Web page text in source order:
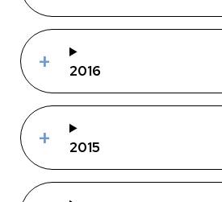
2016
2015